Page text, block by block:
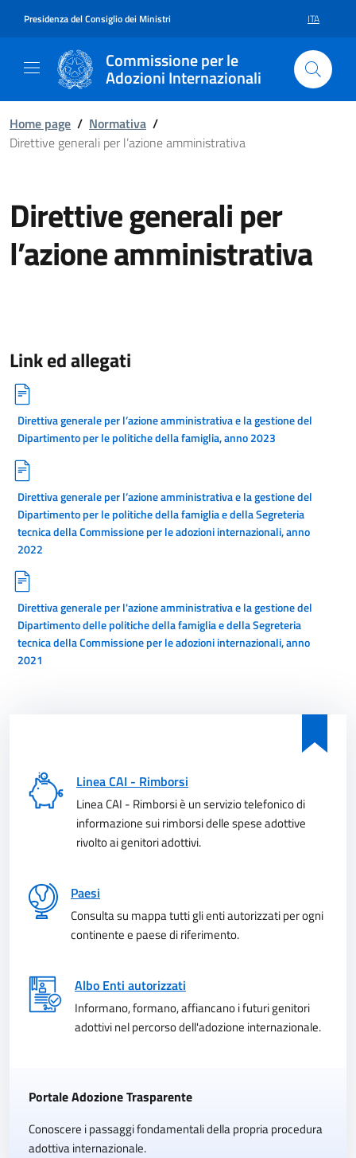
Presidenza del Consiglio dei Ministri ITA
Commissione per le
Adozioni Internazionali
Home page / Normativa /
Direttive generali per l’azione amministrativa
Direttive generali per
l’azione amministrativa
Link ed allegati
Direttiva generale per l’azione amministrativa e la gestione del
Dipartimento per le politiche della famiglia, anno 2023
Direttiva generale per l’azione amministrativa e la gestione del
Dipartimento per le politiche della famiglia e della Segreteria
tecnica della Commissione per le adozioni internazionali, anno
2022
Direttiva generale per l'azione amministrativa e la gestione del
Dipartimento delle politiche della famiglia e della Segreteria
tecnica della Commissione per le adozioni internazionali, anno
2021
Linea CAI - Rimborsi
Linea CAI - Rimborsi è un servizio telefonico di
informazione sui rimborsi delle spese adottive
rivolto ai genitori adottivi.
Paesi
Consulta su mappa tutti gli enti autorizzati per ogni
continente e paese di riferimento.
Albo Enti autorizzati
Informano, formano, affiancano i futuri genitori
adottivi nel percorso dell'adozione internazionale.
Portale Adozione Trasparente
Conoscere i passaggi fondamentali della propria procedura
adottiva internazionale.